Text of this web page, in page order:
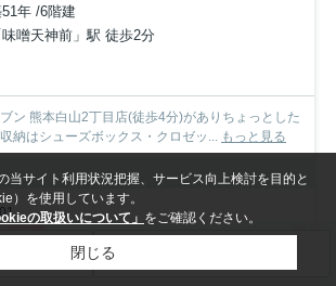
年 /6階建
噌天神前」駅 徒歩2分
ン 熊本白山2丁目店(徒歩4分)がありちょっとした
納はシューズボックス・クロゼッ... もっと見る
万円
3階 / 55.00㎡ / 2LDK
当サイト利用状況把握、サービス向上検討を目的と
）を使用しています。
の取扱いについて」 をご確認ください。
閉じる